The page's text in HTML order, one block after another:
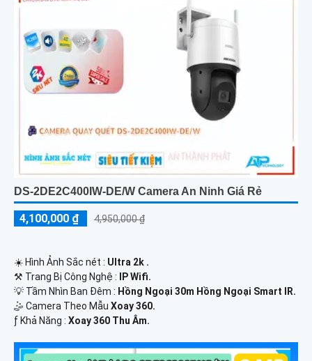
DS-2DE2C400IW-DE/W Camera An Ninh Giá Rẻ
4,100,000 ₫ 4,950,000 ₫
☀️ Hình Ảnh Sắc nét : Ultra 2k .
⚒ Trang Bị Công Nghệ :
IP Wifi.
💡 Tầm Nhìn Ban Đêm : Hồng Ngoại 30m Hồng Ngoại Smart IR.
🤹 Camera Theo Mẫu Xoay 360.
️ƒ Khả Năng : Xoay 360 Thu Âm.